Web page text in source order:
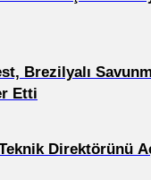
Brezilyalı
Etti
Direktörünü